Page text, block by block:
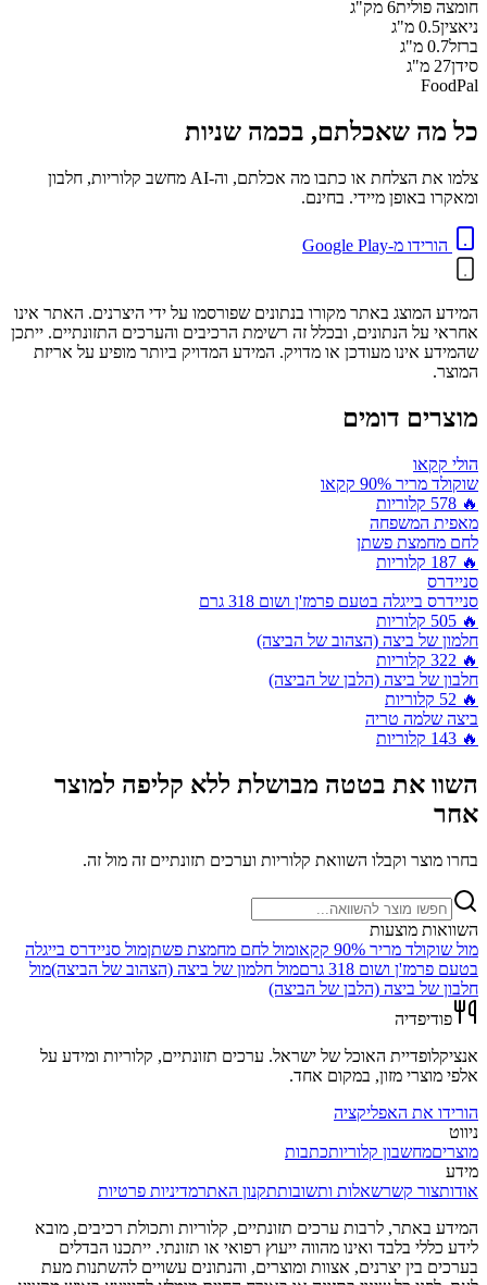
חומצה פולית6 מק"ג
ניאצין0.5 מ"ג
ברזל0.7 מ"ג
סידן27 מ"ג
FoodPal
כל מה שאכלתם, בכמה שניות
צלמו את הצלחת או כתבו מה אכלתם, וה-AI מחשב קלוריות, חלבון
ומאקרו באופן מיידי. בחינם.
הורידו מ-Google Play
המידע המוצג באתר מקורו בנתונים שפורסמו על ידי היצרנים. האתר אינו
אחראי על הנתונים, ובכלל זה רשימת הרכיבים והערכים התזונתיים. ייתכן
שהמידע אינו מעודכן או מדויק. המידע המדויק ביותר מופיע על אריזת
המוצר.
מוצרים דומים
הולי קקאו
שוקולד מריר 90% קקאו
🔥
578 קלוריות
מאפית המשפחה
לחם מחמצת פשתן
🔥
187 קלוריות
סניידרס
סניידרס בייגלה בטעם פרמז'ן ושום 318 גרם
🔥
505 קלוריות
חלמון של ביצה (הצהוב של הביצה)
🔥
322 קלוריות
חלבון של ביצה (הלבן של הביצה)
🔥
52 קלוריות
ביצה שלמה טריה
🔥
143 קלוריות
השוו את בטטה מבושלת ללא קליפה למוצר
אחר
בחרו מוצר וקבלו השוואת קלוריות וערכים תזונתיים זה מול זה.
השוואות מוצעות
מול שוקולד מריר 90% קקאו מול לחם מחמצת פשתןמול סניידרס בייגלה
בטעם פרמז'ן ושום 318 גרם
מול חלמון של ביצה (הצהוב של הביצה)מול
חלבון של ביצה (הלבן של הביצה)
פודיפדיה
אנציקלופדיית האוכל של ישראל. ערכים תזונתיים, קלוריות ומידע על
אלפי מוצרי מזון, במקום אחד.
הורידו את האפליקציה
ניווט
מוצריםמחשבון קלוריותכתבות
מידע
אודותצור קשרשאלות ותשובותתקנון האתרמדיניות פרטיות
המידע באתר, לרבות ערכים תזונתיים, קלוריות ותכולת רכיבים, מובא
לידע כללי בלבד ואינו מהווה ייעוץ רפואי או תזונתי. ייתכנו הבדלים
בערכים בין יצרנים, אצוות ומוצרים, והנתונים עשויים להשתנות מעת